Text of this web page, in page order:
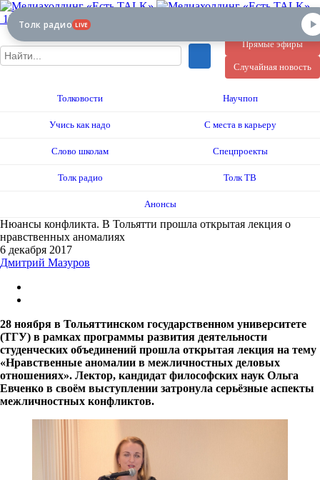
12+
Прямые эфиры
Случайная новость
Толковости Научпоп
Учись как надо С места в карьеру
Слово школам Спецпроекты
Толк радио Толк ТВ
Анонсы
Нюансы конфликта. В Тольятти прошла открытая лекция о
нравственных аномалиях
6 декабря 2017
Дмитрий Мазуров
28 ноября в Тольяттинском государственном университете
(ТГУ) в рамках программы развития деятельности
студенческих объединений прошла открытая лекция на тему
«Нравственные аномалии в межличностных деловых
отношениях». Лектор, кандидат философских наук Ольга
Евченко в своём выступлении затронула серьёзные аспекты
межличностных конфликтов.
Толк радио LIVE